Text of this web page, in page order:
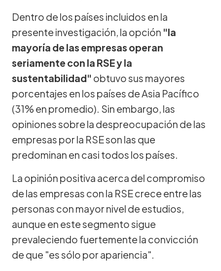
Dentro de los países incluidos en la
presente investigación, la opción "la
mayoría de las empresas operan
seriamente con la RSE y la
sustentabilidad" obtuvo sus mayores
porcentajes en los países de Asia Pacífico
(31% en promedio). Sin embargo, las
opiniones sobre la despreocupación de las
empresas por la RSE son las que
predominan en casi todos los países.
La opinión positiva acerca del compromiso
de las empresas con la RSE crece entre las
personas con mayor nivel de estudios,
aunque en este segmento sigue
prevaleciendo fuertemente la convicción
de que "es sólo por apariencia".